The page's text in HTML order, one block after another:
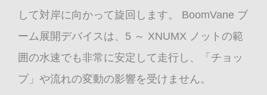
して対岸に向かって旋回します。 BoomVane ブ
ーム展開デバイスは、5 ～ XNUMX ノットの範
囲の水速でも非常に安定して走行し、「チョッ
プ」や流れの変動の影響を受けません。